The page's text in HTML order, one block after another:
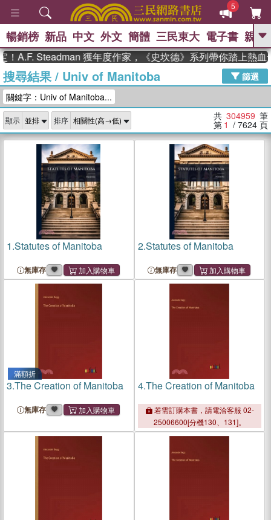
5
GO
熱搜： 東野圭吾 高希均教授回憶錄
、 The Odyssey 、 父親節 、 如果歷
獎 臺灣漫遊錄 、 方念華 、 台灣的李
登輝時代
數學女孩：黎曼猜想 、
偉大的迷走神經
暢銷榜 新品 中文 外文 簡體 三民東大 電子書 親子
Steadman 獲年度作家，《史坎德》系列帶你踏上熱血奇幻旅
搜尋結果/ Univ of Manitoba
篩選
關鍵字：Univ of Manitoba...
顯示 排序 共 304959 筆
第 1 / 7624 頁
1.Statutes of Manitoba
無庫存
2.Statutes of Manitoba
無庫存
滿額折
3.The Creation of Manitoba
無庫存
4.The Creation of Manitoba
若需訂購本書，請電洽客服 02-
25006600[分機130、131]。